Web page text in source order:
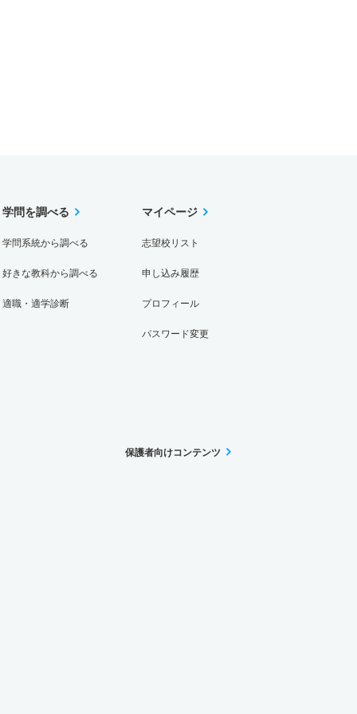
学問を調べる
学問系統から調べる
好きな教科から調べる
適職・適学診断
マイページ
志望校リスト
申し込み履歴
プロフィール
パスワード変更
保護者向けコンテンツ